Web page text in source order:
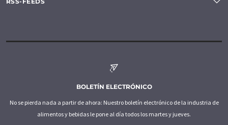
BOLETÍN ELECTRÓNICO
No se pierda nada a partir de ahora: Nuestro boletín electrónico de la industria de
alimentos y bebidas le pone al día todos los martes y jueves.